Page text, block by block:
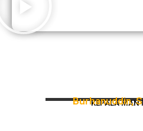
KEPALA MAN
Burhanuddin,